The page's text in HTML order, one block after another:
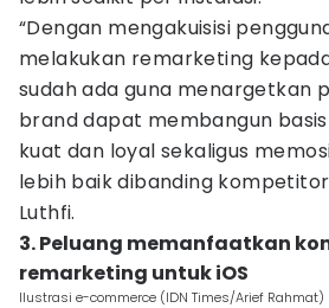
“Dengan mengakuisisi
melakukan remarketing
sudah ada guna menargetkan
brand dapat membangun
kuat dan loyal sekaligus
lebih baik dibanding
Luthfi.
3. Peluang memanfaatkan
remarketing untuk iOS
Ilustrasi e-commerce (IDN Times/Arief Rahmat)